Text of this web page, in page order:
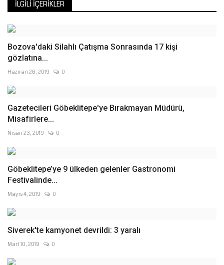
İLGILI İÇERIKLER
Bozova'daki Silahlı Çatışma Sonrasında 17 kişi
gözlatına...
Haziran 26, 2019 0
Gazetecileri Göbeklitepe'ye Bırakmayan Müdürü,
Misafirlere...
Nisan 23, 2019 0
Göbeklitepe’ye 9 ülkeden gelenler Gastronomi
Festivalinde...
Mayıs 4, 2019 0
Siverek'te kamyonet devrildi: 3 yaralı
Mart 10, 2019 0